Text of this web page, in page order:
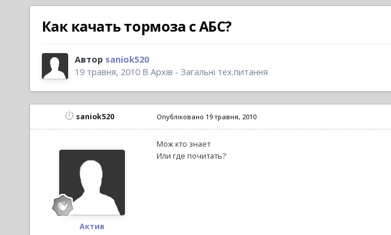
Как качать тормоза с АБС?
Автор saniok520
19 травня, 2010В Архів - Загальні тех.питання
saniok520
Актив
Опубліковано 19 травня, 2010
Мож кто знает
Или где почитать?